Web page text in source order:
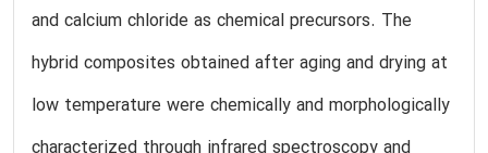
and calcium chloride as chemical precursors. The
hybrid composites obtained after aging and drying at
low temperature were chemically and morphologically